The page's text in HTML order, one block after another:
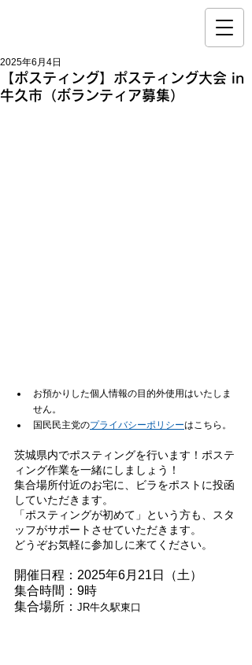
【ポスティング】ポスティング大会 in
牛久市（ボランティア募集）
2025年6月4日
お預かりした個人情報の目的外使用はいたしま
せん。
国民民主党のプライバシーポリシーはこちら。
茨城県内でポスティングを行います！ポステ
ィング作業を一緒にしましょう！
集合場所付近のお宅に、ビラをポストに投函
していただきます。
「ポスティングが初めて」という方も、スタ
ッフがサポートさせていただきます。
どうぞお気軽に参加しに来てください。
開催日程：2025年6月21日（土）
集合時間：9時
集合場所： JR牛久駅東口